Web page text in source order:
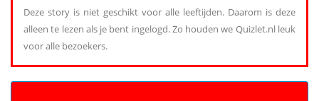
Deze story is niet geschikt voor alle leeftijden. Daarom is deze
alleen te lezen als je bent ingelogd. Zo houden we Quizlet.nl leuk
voor alle bezoekers.